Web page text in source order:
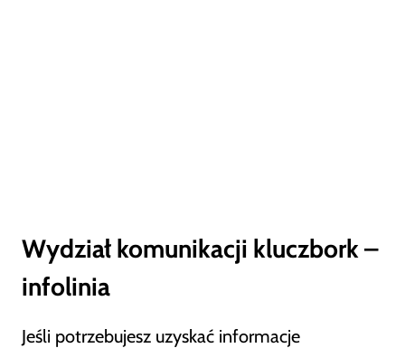
Wydział komunikacji kluczbork –
infolinia
Jeśli potrzebujesz uzyskać informacje